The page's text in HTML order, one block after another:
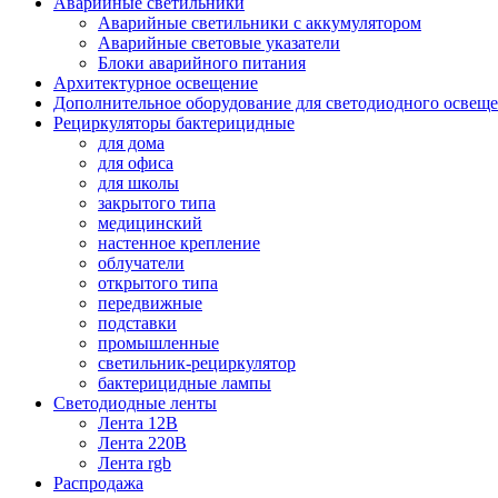
Аварийные светильники с аккумулятором
Аварийные световые указатели
Блоки аварийного питания
Архитектурное освещение
Дополнительное оборудование для светодиодного
Рециркуляторы бактерицидные
для дома
для офиса
для школы
закрытого типа
медицинский
настенное крепление
облучатели
открытого типа
передвижные
подставки
промышленные
светильник-рециркулятор
бактерицидные лампы
Светодиодные ленты
Лента 12В
Лента 220В
Лента rgb
Распродажа